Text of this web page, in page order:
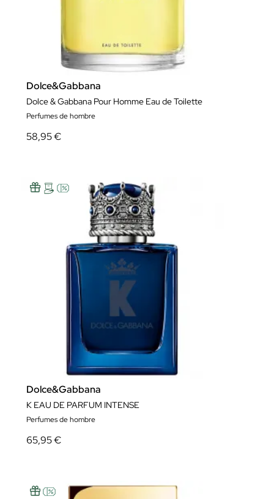
Dolce&Gabbana
Dolce & Gabbana Pour Homme Eau de Toilette
Perfumes de hombre
58,95 €
Dolce&Gabbana
K EAU DE PARFUM INTENSE
Perfumes de hombre
65,95 €